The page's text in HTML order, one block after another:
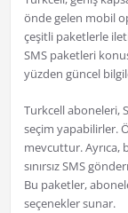
önde gelen mobil
çeşitli paketlerle
SMS paketleri
yüzden güncel
Turkcell aboneleri,
seçim yapabilirler.
mevcuttur. Ayrıca,
sınırsız SMS
Bu paketler,
seçenekler sunar.